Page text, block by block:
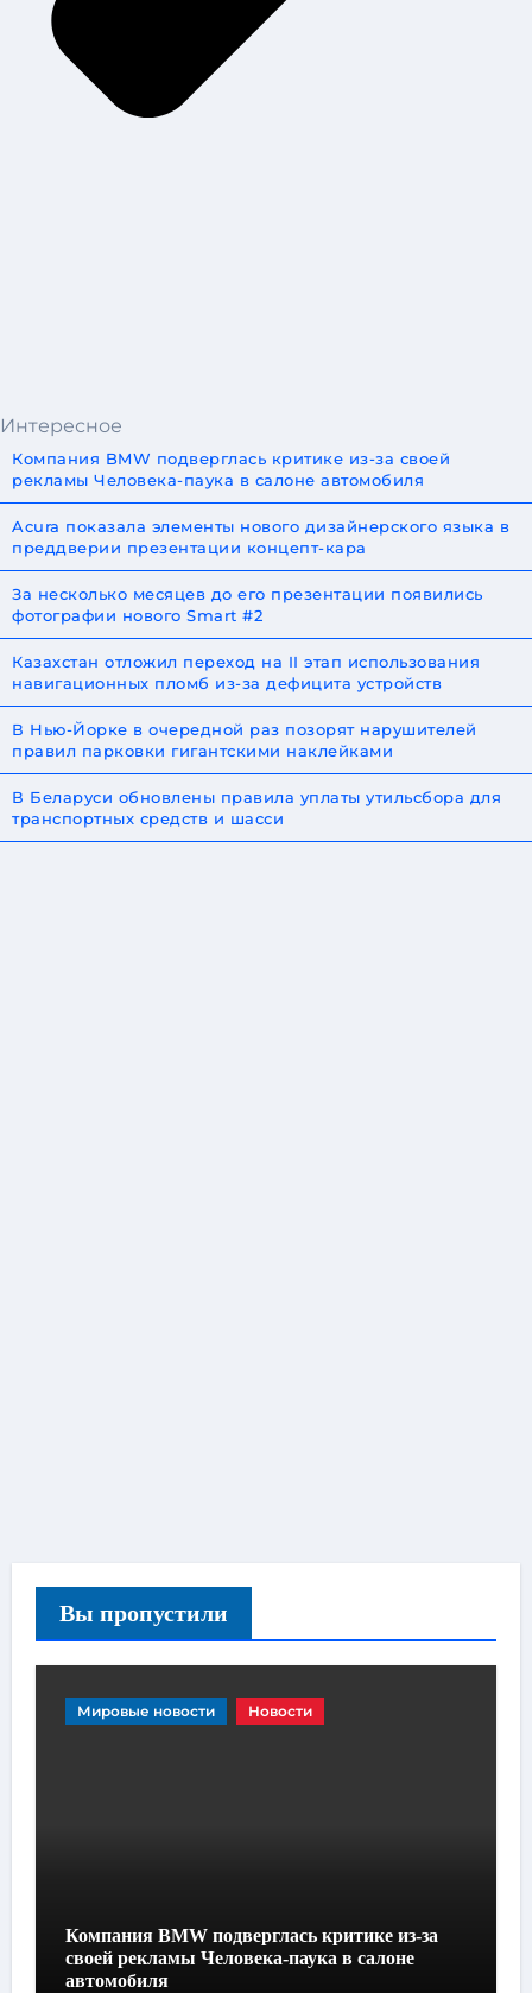
Интересное
Компания BMW подверглась критике из-за своей
рекламы Человека-паука в салоне автомобиля
Acura показала элементы нового дизайнерского языка в
преддверии презентации концепт-кара
За несколько месяцев до его презентации появились
фотографии нового Smart #2
Казахстан отложил переход на II этап использования
навигационных пломб из-за дефицита устройств
В Нью-Йорке в очередной раз позорят нарушителей
правил парковки гигантскими наклейками
В Беларуси обновлены правила уплаты утильсбора для
транспортных средств и шасси
Вы пропустили
Мировые новости Новости
Компания BMW подверглась критике из-за
своей рекламы Человека-паука в салоне
автомобиля